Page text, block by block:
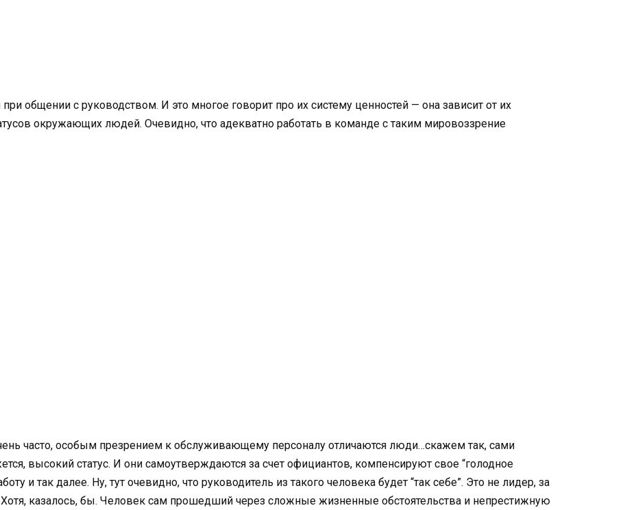
общении с руководством. И это многое говорит про их систему ценностей — она зависит от их
окружающих людей. Очевидно, что адекватно работать в команде с таким мировоззрение
часто, особым презрением к обслуживающему персоналу отличаются люди…скажем так, сами
высокий статус. И они самоутверждаются за счет официантов, компенсируют свое “голодное
и так далее. Ну, тут очевидно, что руководитель из такого человека будет “так себе”. Это не лидер, за
казалось, бы. Человек сам прошедший через сложные жизненные обстоятельства и непрестижную